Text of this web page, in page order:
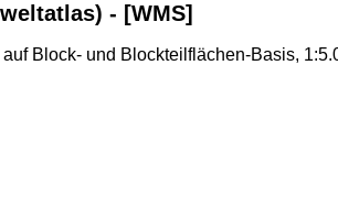
- [WMS]
Block- und Blockteilflächen-Basis,